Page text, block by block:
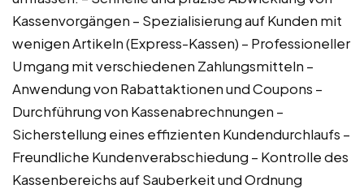
Kassenvorgängen – Spezialisierung auf Kunden mit
wenigen Artikeln (Express-Kassen) – Professioneller
Umgang mit verschiedenen Zahlungsmitteln –
Anwendung von Rabattaktionen und Coupons –
Durchführung von Kassenabrechnungen –
Sicherstellung eines effizienten Kundendurchlaufs –
Freundliche Kundenverabschiedung – Kontrolle des
Kassenbereichs auf Sauberkeit und Ordnung